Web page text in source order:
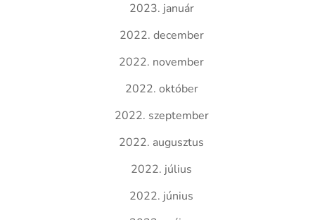
2023. január
2022. december
2022. november
2022. október
2022. szeptember
2022. augusztus
2022. július
2022. június